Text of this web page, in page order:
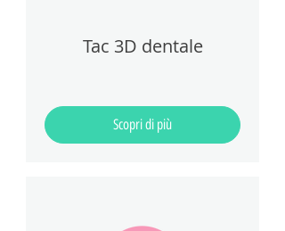
Tac 3D dentale
Scopri di più